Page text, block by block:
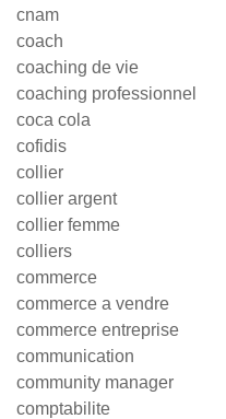
cnam
coach
coaching de vie
coaching professionnel
coca cola
cofidis
collier
collier argent
collier femme
colliers
commerce
commerce a vendre
commerce entreprise
communication
community manager
comptabilite